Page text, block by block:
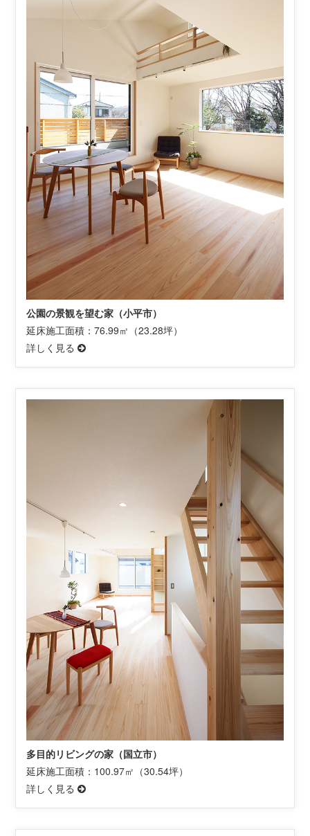
公園の景観を望む家（小平市）
延床施工面積：76.99㎡（23.28坪）
詳しく見る
多目的リビングの家（国立市）
延床施工面積：100.97㎡（30.54坪）
詳しく見る